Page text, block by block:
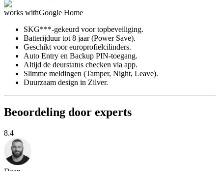
works withGoogle Home
SKG***-gekeurd voor topbeveiliging.
Batterijduur tot 8 jaar (Power Save).
Geschikt voor europrofielcilinders.
Auto Entry en Backup PIN-toegang.
Altijd de deurstatus checken via app.
Slimme meldingen (Tamper, Night, Leave).
Duurzaam design in Zilver.
Beoordeling door experts
8.4